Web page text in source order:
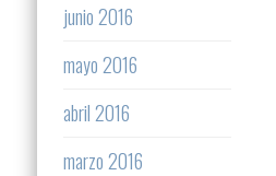
junio 2016
mayo 2016
abril 2016
marzo 2016